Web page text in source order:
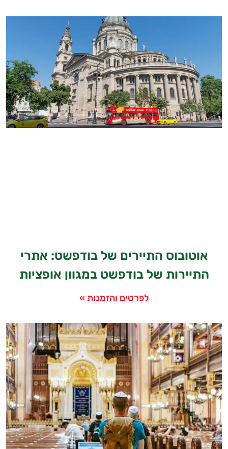
אוטובוס התיירים של בודפשט: אתרי
התיירות של בודפשט במגוון אופציות
לפרטים והזמנות »